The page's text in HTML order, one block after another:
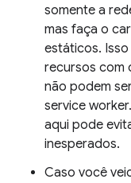
somente a
mas faça o
estáticos.
recursos com
não podem
service
aqui pode
inesperados.
Caso você